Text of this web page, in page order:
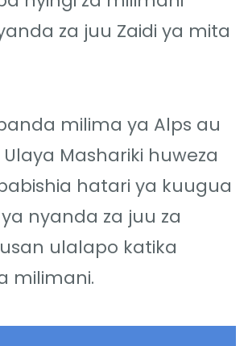
za juu Zaidi ya mita
milima ya Alps au
Mashariki huweza
hatari ya kuugua
nyanda za juu za
ulalapo katika
milimani.